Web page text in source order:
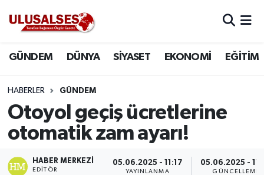
GÜNDEM DÜNYA SİYASET EKONOMİ EĞİTİM
HABERLER GÜNDEM
Otoyol geçiş ücretlerine
otomatik zam ayarı!
HABER MERKEZI
EDITÖR
05.06.2025 - 11:17
YAYINLANMA
05.06.2025 -
GÜNCELLEME
DÜNYA
SİYASET
EKONOMİ
EĞİTİM
Trafik Durumu
Süper Lig Puan Durumu ve Fikstür
Tüm Manşetler
Son Dakika Haberleri